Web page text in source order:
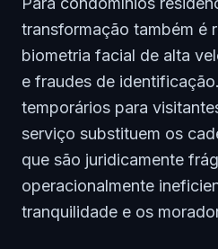
transformação também é
biometria facial de alta
e fraudes de
temporários para
serviço substituem os
que são juridicamente
operacionalmente
tranquilidade e os